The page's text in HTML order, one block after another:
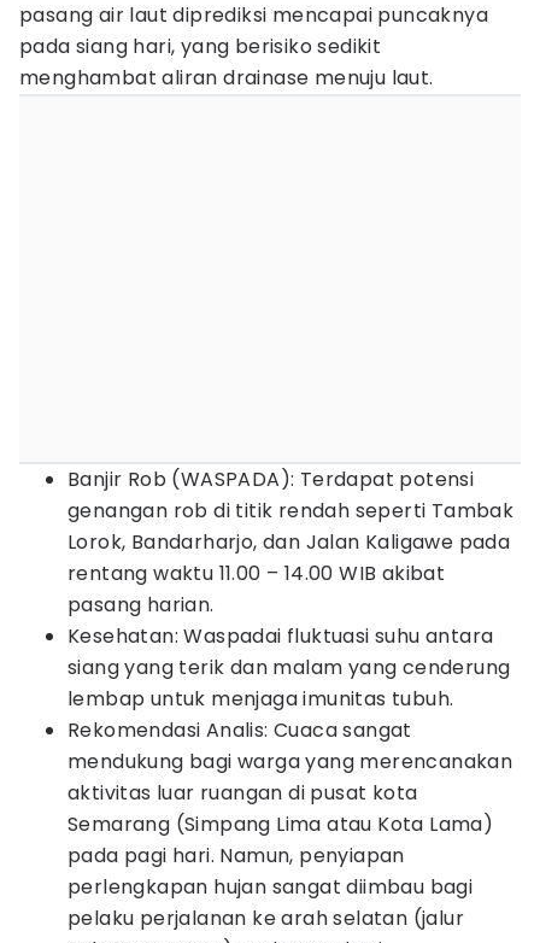
pasang air laut diprediksi mencapai puncaknya
pada siang hari, yang berisiko sedikit
menghambat aliran drainase menuju laut.
Banjir Rob (WASPADA): Terdapat potensi
genangan rob di titik rendah seperti Tambak
Lorok, Bandarharjo, dan Jalan Kaligawe pada
rentang waktu 11.00 – 14.00 WIB akibat
pasang harian.
Kesehatan: Waspadai fluktuasi suhu antara
siang yang terik dan malam yang cenderung
lembap untuk menjaga imunitas tubuh.
Rekomendasi Analis: Cuaca sangat
mendukung bagi warga yang merencanakan
aktivitas luar ruangan di pusat kota
Semarang (Simpang Lima atau Kota Lama)
pada pagi hari. Namun, penyiapan
perlengkapan hujan sangat diimbau bagi
pelaku perjalanan ke arah selatan (jalur